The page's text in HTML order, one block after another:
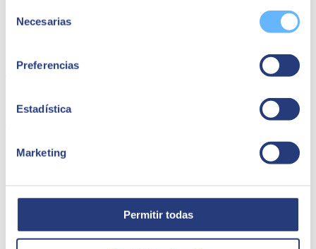
Necesarias
Preferencias
Estadística
Marketing
Permitir todas
Caher es una agencia de marketing que proporciona servicios
personas formando parte de la organización.